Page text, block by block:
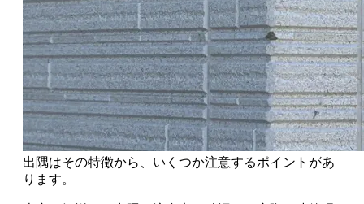
出隅はその特徴から、いくつか注意するポイントがあ
ります。